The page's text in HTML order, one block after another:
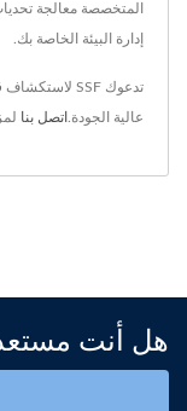
المتخصصة معالجة
إدارة البيئة الخاصة بك.
تدعوك SSF لاستكشاف
عالية الجودة. اتصل بنا
هل أنت